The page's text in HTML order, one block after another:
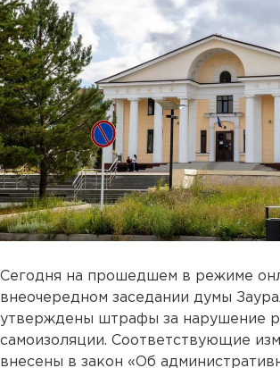
Сегодня на прошедшем в режиме
внеочередном заседании думы
утверждены штрафы за нарушение
самоизоляции. Соответствующие
внесены в закон «Об